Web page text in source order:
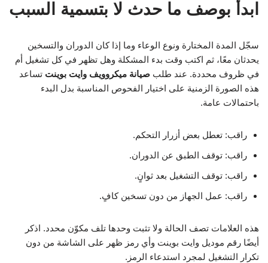
ابدأ بوصف ما حدث لا بتسمية السبب
سجّل المدة المختارة ونوع الوعاء وما إذا كان الدوران والتسخين
يحدثان معًا، ثم اكتب وقت بدء المشكلة وهل تظهر في كل تشغيل أم
في ظروف محددة. عند طلب صيانة ميكروويف وايت بوينت تساعد
هذه الصورة الزمنية على اختيار الفحوص المناسبة بدل البدء
باحتمالات عامة.
راقب: تعطل بعض أزرار التحكم.
راقب: توقف الطبق عن الدوران.
راقب: توقف التشغيل بعد ثوانٍ.
راقب: عمل الجهاز من دون تسخين كافٍ.
هذه العلامات تصف الحالة ولا تثبت وحدها تلف مكوّن محدد. اذكر
أيضًا رقم موديل وايت بوينت وأي رمز ظهر على الشاشة من دون
تكرار التشغيل لمجرد استدعاء الرمز.